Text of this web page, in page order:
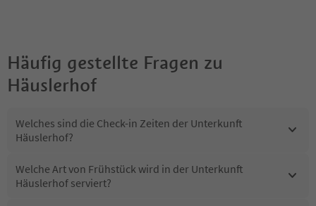
Häufig gestellte Fragen zu
Häuslerhof
Welches sind die Check-in Zeiten der Unterkunft
Häuslerhof?
Welche Art von Frühstück wird in der Unterkunft
Häuslerhof serviert?